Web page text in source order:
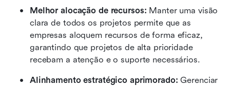
Melhor alocação de recursos: Manter uma visão
clara de todos os projetos permite que as
empresas aloquem recursos de forma eficaz,
garantindo que projetos de alta prioridade
recebam a atenção e o suporte necessários.
Alinhamento estratégico aprimorado: Gerenciar